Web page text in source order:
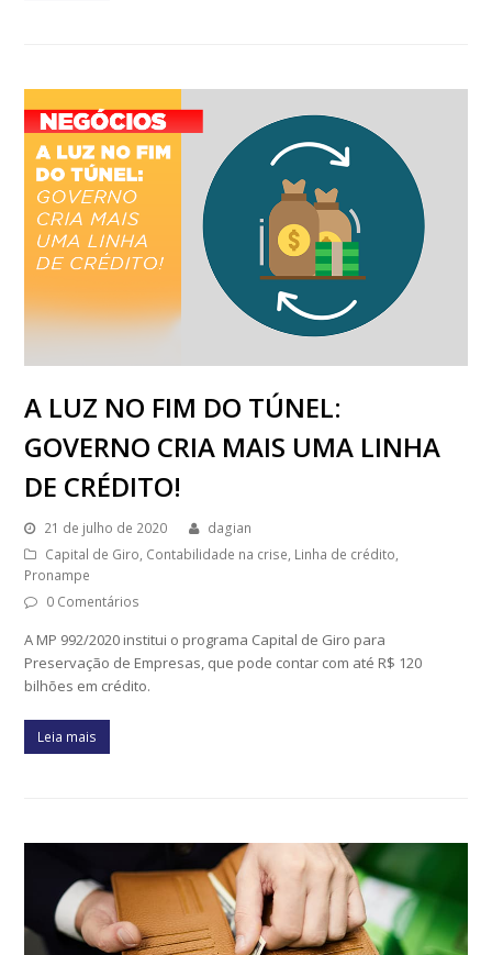
A LUZ NO FIM DO TÚNEL:
GOVERNO CRIA MAIS UMA LINHA
DE CRÉDITO!
21 de julho de 2020
dagian
Capital de Giro, Contabilidade na crise, Linha de crédito,
Pronampe
0 Comentários
A MP 992/2020 institui o programa Capital de Giro para
Preservação de Empresas, que pode contar com até R$ 120
bilhões em crédito.
Leia mais